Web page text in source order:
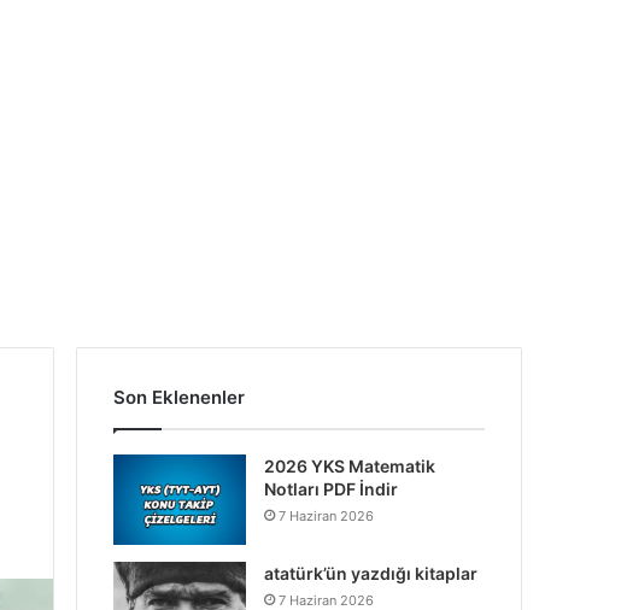
Son Eklenenler
2026 YKS Matematik
Notları PDF İndir
7 Haziran 2026
atatürk’ün yazdığı kitaplar
7 Haziran 2026